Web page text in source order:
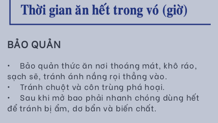
BẢO QUẢN
• Bảo quản thức ăn nơi thoáng mát, khô ráo,
sạch sẽ, tránh ánh nắng rọi thẳng vào.
• Tránh chuột và côn trùng phá hoại.
• Sau khi mở bao phải nhanh chóng dùng hết
để tránh bị ẩm, dơ bẩn và biến chất.